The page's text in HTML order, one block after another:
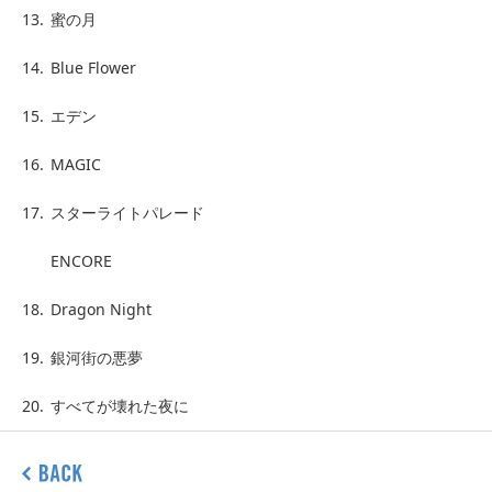
13. 蜜の月
14. Blue Flower
15. エデン
16. MAGIC
17. スターライトパレード
ENCORE
18. Dragon Night
19. 銀河街の悪夢
20. すべてが壊れた夜に